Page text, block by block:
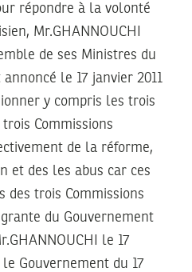
répondre à la volonté
Mr.GHANNOUCHI
de ses Ministres du
le 17 janvier 2011
y compris les trois
Commissions
de la réforme,
et des les abus car ces
des trois Commissions
du Gouvernement
le 17
le Gouvernement du 17